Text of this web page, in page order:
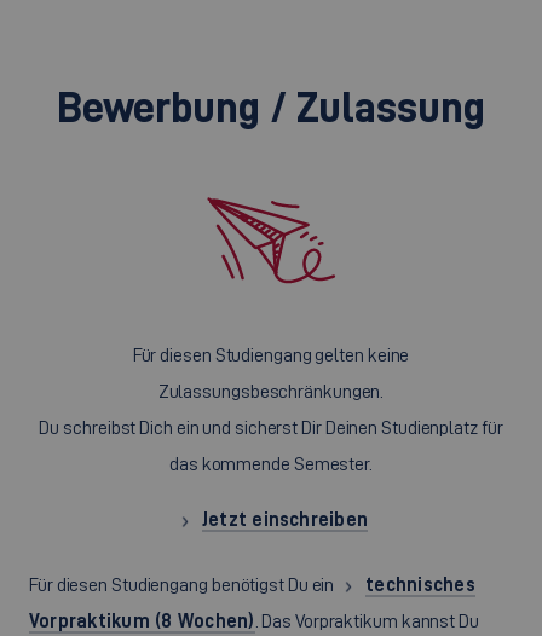
Bewerbung / Zulassung
Für diesen Studiengang gelten keine
Zulassungsbeschränkungen.
Du schreibst Dich ein und sicherst Dir Deinen Studienplatz für
das kommende Semester.
Jetzt einschreiben
Für diesen Studiengang benötigst Du ein
technisches
Vorpraktikum (8 Wochen) . Das Vorpraktikum kannst Du